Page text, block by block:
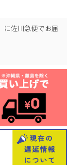
に佐川急便でお届